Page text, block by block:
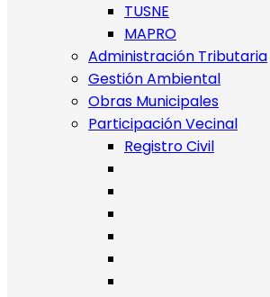
TUSNE
MAPRO
Administración Tributaria
Gestión Ambiental
Obras Municipales
Participación Vecinal
Registro Civil